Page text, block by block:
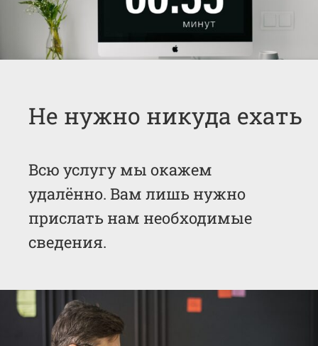
Не нужно никуда ехать
Всю услугу мы окажем
удалённо. Вам лишь нужно
прислать нам необходимые
сведения.